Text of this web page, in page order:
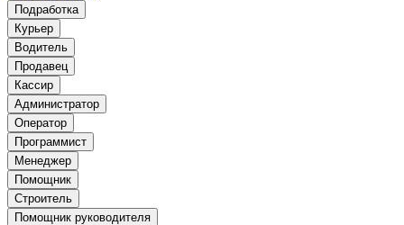
Подработка
Курьер
Водитель
Продавец
Кассир
Администратор
Оператор
Программист
Менеджер
Помощник
Строитель
Помощник руководителя